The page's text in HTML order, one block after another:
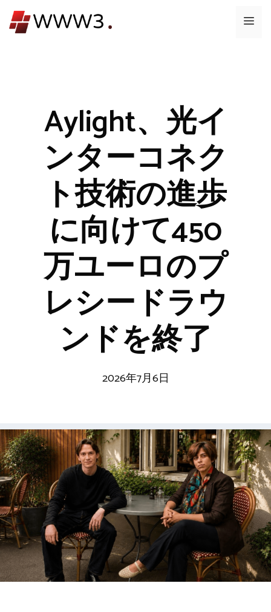
ン
メ
Aylight、光イ
ンターコネク
ト技術の進歩
に向けて450
万ユーロのプ
レシードラウ
ンドを終了
2026年7月6日